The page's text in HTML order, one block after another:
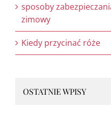
sposoby
zimowy
Kiedy przycinać róże
OSTATNIE WPISY